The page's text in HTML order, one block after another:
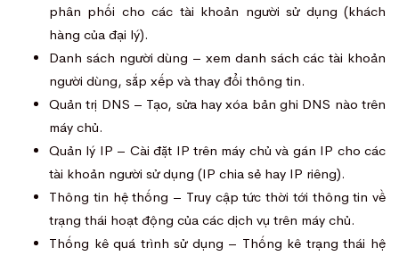
phân phối cho các tài khoản người sử dụng (khách
hàng của đại lý).
Danh sách người dùng – xem danh sách các tài khoản
người dùng, sắp xếp và thay đổi thông tin.
Quản trị DNS – Tạo, sửa hay xóa bản ghi DNS nào trên
máy chủ.
Quản lý IP – Cài đặt IP trên máy chủ và gán IP cho các
tài khoản người sử dụng (IP chia sẻ hay IP riêng).
Thông tin hệ thống – Truy cập tức thời tới thông tin về
trạng thái hoạt động của các dịch vụ trên máy chủ.
Thống kê quá trình sử dụng – Thống kê trạng thái hệ